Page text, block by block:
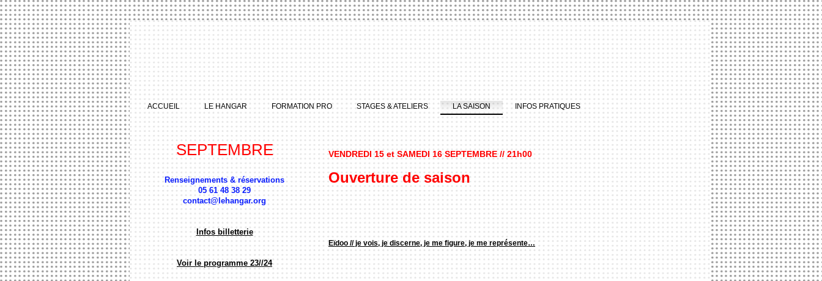
ACCUEIL LE HANGAR FORMATION PRO STAGES & ATELIERS LA SAISON INFOS PRATIQUES
SEPTEMBRE
Renseignements & réservations
05 61 48 38 29
contact@lehangar.org
Infos billetterie
Voir le programme 23//24
VENDREDI 15 et SAMEDI 16 SEPTEMBRE // 21h00
Ouverture de saison
Eïdoo // je vois, je discerne, je me figure, je me représente…